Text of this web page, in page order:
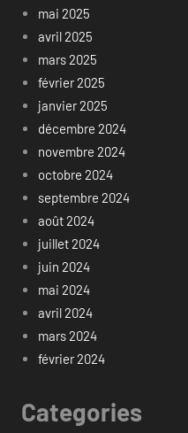
mai 2025
avril 2025
mars 2025
février 2025
janvier 2025
décembre 2024
novembre 2024
octobre 2024
septembre 2024
août 2024
juillet 2024
juin 2024
mai 2024
avril 2024
mars 2024
février 2024
Categories